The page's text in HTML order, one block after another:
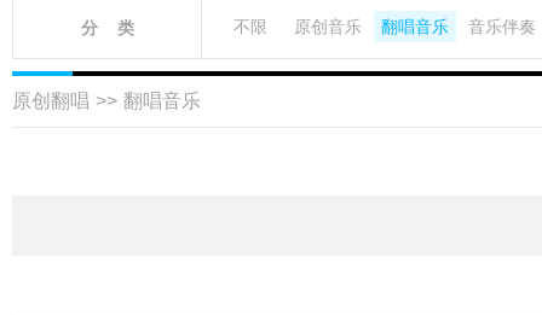
分 类 不限 原创音乐 翻唱音乐 音乐伴奏
原创翻唱 >> 翻唱音乐